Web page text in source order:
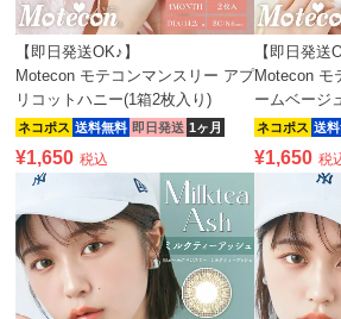
【即日発送OK♪】
Motecon モテコンマンスリー アプ
リコットハニー(1箱2枚入り)
ネコポス 送料無料 即日発送 1ヶ月
¥1,650 税込
【即日発送
Motecon モ
ームベージ
ネコポス 送
¥1,650 税